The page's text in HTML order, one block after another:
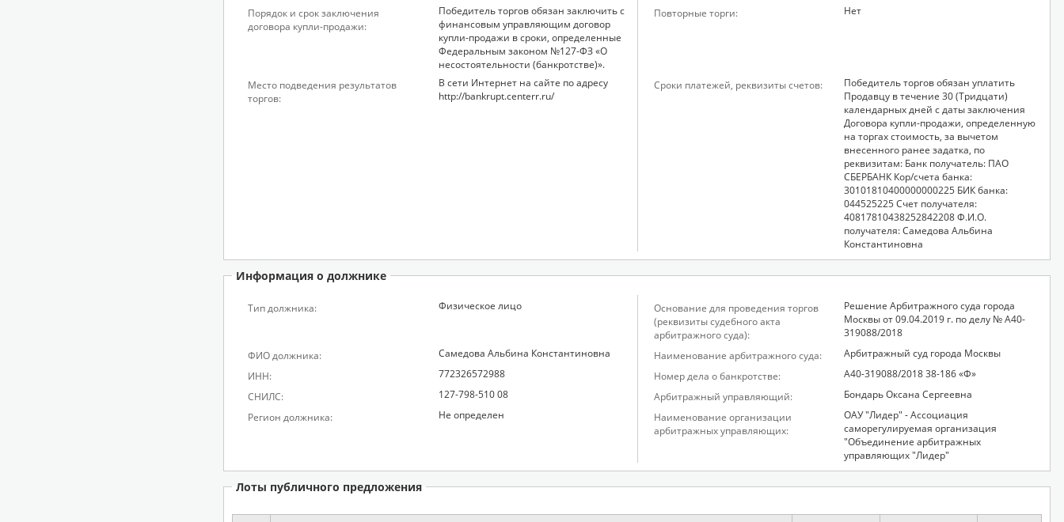
Порядок и срок заключения
договора купли-продажи:
Победитель торгов обязан заключить с
финансовым управляющим договор
купли-продажи в сроки, определенные
Федеральным законом №127-ФЗ «О
несостоятельности (банкротстве)».
Повторные торги: Нет
Место подведения результатов
торгов:
В сети Интернет на сайте по адресу
http://bankrupt.centerr.ru/
Сроки платежей, реквизиты счетов:
Победитель торгов обязан уплатить
Продавцу в течение 30 (Тридцати)
календарных дней с даты заключения
Договора купли-продажи, определенную
на торгах стоимость, за вычетом
внесенного ранее задатка, по
реквизитам: Банк получатель: ПАО
СБЕРБАНК Кор/счета банка:
30101810400000000225 БИК банка:
044525225 Счет получателя:
40817810438252842208 Ф.И.О.
получателя: Самедова Альбина
Константиновна
Информация о должнике
Тип должника: Физическое лицо
Основание для проведения торгов
(реквизиты судебного акта
арбитражного суда):
Решение Арбитражного суда города
Москвы от 09.04.2019 г. по делу № А40-
319088/2018
ФИО должника:
Самедова Альбина Константиновна Наименование арбитражного суда:
Арбитражный суд города Москвы
ИНН:
772326572988 Номер дела о банкротстве:
А40-319088/2018 38-186 «Ф»
СНИЛС:
127-798-510 08 Арбитражный управляющий:
Бондарь Оксана Сергеевна
Регион должника:
Не определен
Наименование организации
арбитражных управляющих:
ОАУ "Лидер" - Ассоциация
саморегулируемая организация
"Объединение арбитражных
управляющих "Лидер"
Лоты публичного предложения